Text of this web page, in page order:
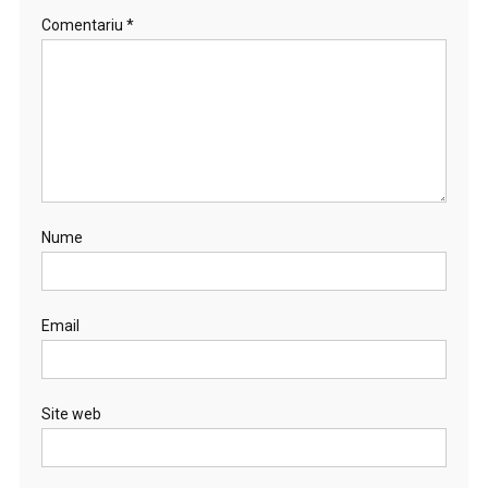
Comentariu *
Nume
Email
Site web